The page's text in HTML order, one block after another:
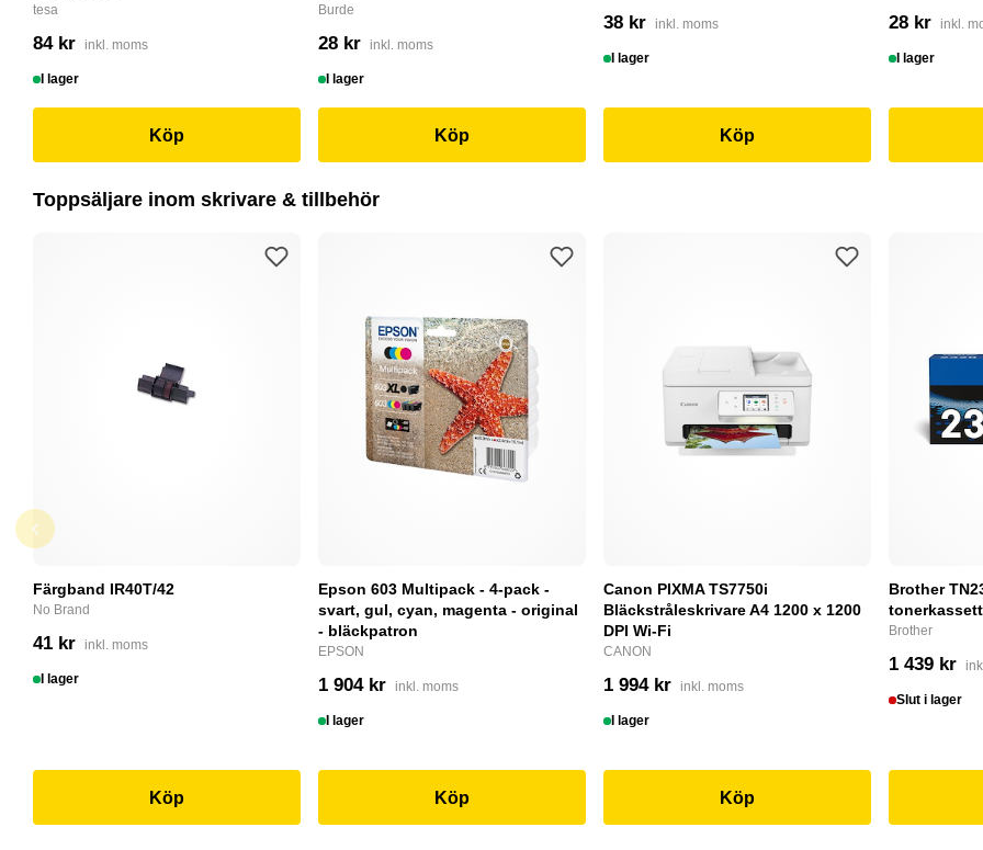
tesa
84 kr inkl. moms
I lager
Köp
Burde
28 kr inkl. moms
I lager
Köp
38 kr inkl. moms
I lager
Köp
28 kr inkl.
I lager
Toppsäljare inom skrivare & tillbehör
Färgband IR40T/42
No Brand
41 kr inkl. moms
I lager
Köp
Epson 603 Multipack - 4-pack -
svart, gul, cyan, magenta - original
- bläckpatron
EPSON
1 904 kr inkl. moms
I lager
Köp
Canon PIXMA TS7750i
Bläckstråleskrivare A4 1200 x 1200
DPI Wi-Fi
CANON
1 994 kr inkl. moms
I lager
Köp
Brother
tonerkassett
Brother
1 439 kr
Slut i lager